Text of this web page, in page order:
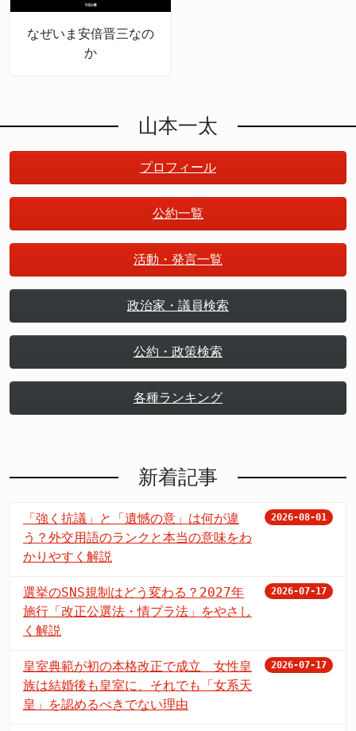
なぜいま安倍晋三なの
か
山本一太
プロフィール
公約一覧
活動・発言一覧
政治家・議員検索
公約・政策検索
各種ランキング
新着記事
「強く抗議」と「遺憾の意」は何が違
う？外交用語のランクと本当の意味をわ
かりやすく解説
2026-08-01
選挙のSNS規制はどう変わる？2027年
施行「改正公選法・情プラ法」をやさし
く解説
2026-07-17
皇室典範が初の本格改正で成立 女性皇
族は結婚後も皇室に、それでも「女系天
皇」を認めるべきでない理由
2026-07-17